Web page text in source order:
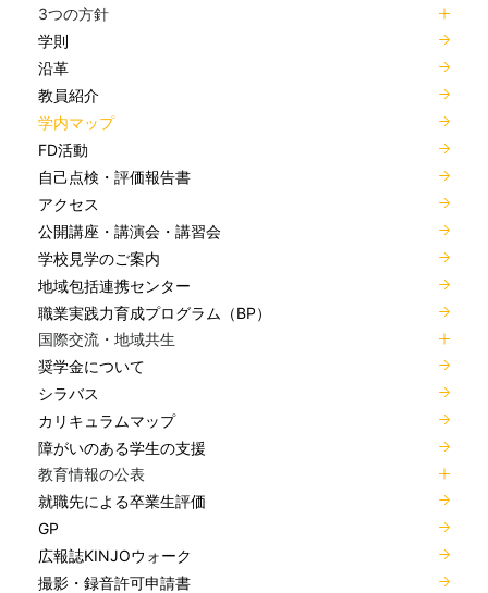
3つの方針
学則
沿革
教員紹介
学内マップ
FD活動
自己点検・評価報告書
アクセス
公開講座・講演会・講習会
学校見学のご案内
地域包括連携センター
職業実践力育成プログラム（BP）
国際交流・地域共生
奨学金について
シラバス
カリキュラムマップ
障がいのある学生の支援
教育情報の公表
就職先による卒業生評価
GP
広報誌KINJOウォーク
撮影・録音許可申請書